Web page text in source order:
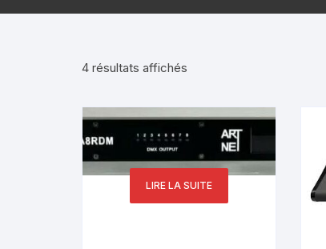
4 résultats affichés
plus
récent
au
plus
ancien
LIRE LA SUITE